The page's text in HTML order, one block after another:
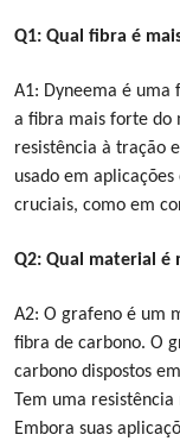
Q1: Qual fibra é
A1: Dyneema é uma
a fibra mais forte do
resistência à tração
usado em
cruciais, como em
Q2: Qual material é
A2: O grafeno é um
fibra de carbono. O
carbono dispostos
Tem uma
Embora suas